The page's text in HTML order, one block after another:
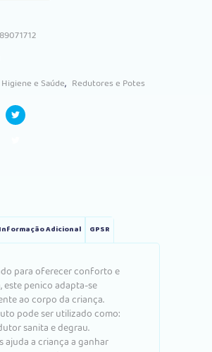
Higiene e Saúde, Redutores e Potes
Informação Adicional GPSR
para oferecer conforto e
este penico adapta-se
ao corpo da criança.
pode ser utilizado como:
sanita e degrau.
ajuda a criança a ganhar